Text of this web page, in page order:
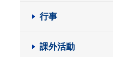
行事
課外活動